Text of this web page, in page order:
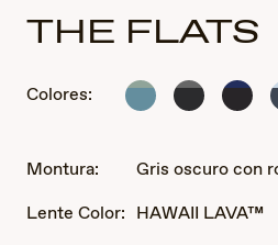
THE FLATS
Colores:
Negro
verde
Negro
gris
Montura:
Gris oscuro con
Lente Color: HAWAII LAVA™